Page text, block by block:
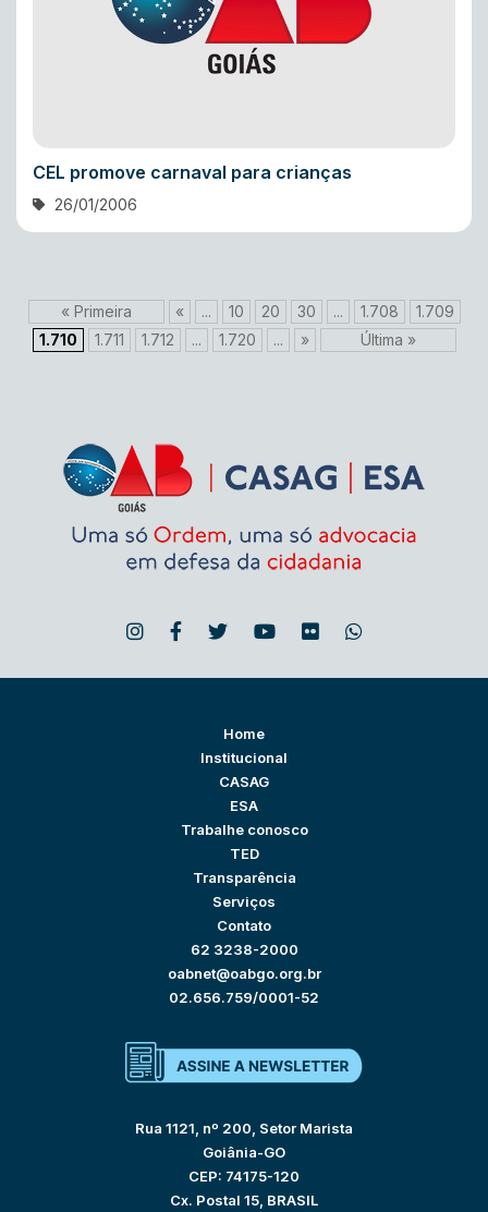
CEL promove carnaval para crianças
26/01/2006
« Primeira « ... 10 20 30 ... 1.708
1.709
1.710
1.711 1.712 ... 1.720 ... » Última »
Home
Institucional
CASAG
ESA
Trabalhe conosco
TED
Transparência
Serviços
Contato
62 3238-2000
oabnet@oabgo.org.br
02.656.759/0001-52
Rua 1121, nº 200, Setor Marista
Goiânia-GO
CEP: 74175-120
Cx. Postal 15, BRASIL